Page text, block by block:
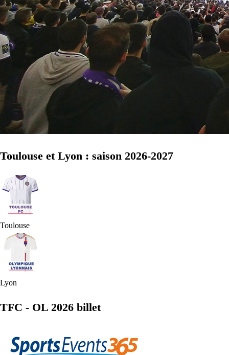
Toulouse et Lyon : saison 2026-2027
Toulouse
Lyon
TFC - OL 2026 billet